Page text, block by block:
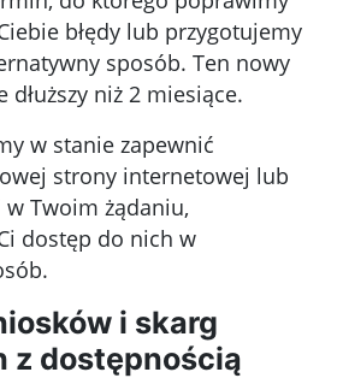
błędy lub przygotujemy
sposób. Ten nowy
niż 2 miesiące.
w stanie zapewnić
strony internetowej lub
Twoim żądaniu,
dostęp do nich w
i skarg
z dostępnością